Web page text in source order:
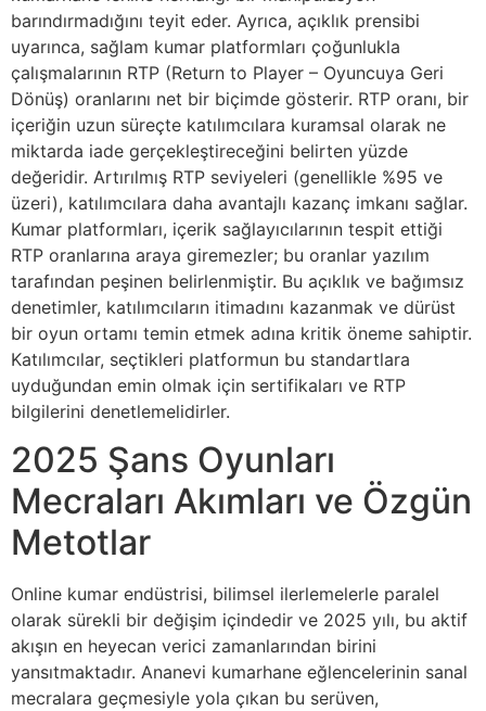
barındırmadığını teyit eder. Ayrıca, açıklık prensibi
uyarınca, sağlam kumar platformları çoğunlukla
çalışmalarının RTP (Return to Player – Oyuncuya Geri
Dönüş) oranlarını net bir biçimde gösterir. RTP oranı, bir
içeriğin uzun süreçte katılımcılara kuramsal olarak ne
miktarda iade gerçekleştireceğini belirten yüzde
değeridir. Artırılmış RTP seviyeleri (genellikle %95 ve
üzeri), katılımcılara daha avantajlı kazanç imkanı sağlar.
Kumar platformları, içerik sağlayıcılarının tespit ettiği
RTP oranlarına araya giremezler; bu oranlar yazılım
tarafından peşinen belirlenmiştir. Bu açıklık ve bağımsız
denetimler, katılımcıların itimadını kazanmak ve dürüst
bir oyun ortamı temin etmek adına kritik öneme sahiptir.
Katılımcılar, seçtikleri platformun bu standartlara
uyduğundan emin olmak için sertifikaları ve RTP
bilgilerini denetlemelidirler.
2025 Şans Oyunları
Mecraları Akımları ve Özgün
Metotlar
Online kumar endüstrisi, bilimsel ilerlemelerle paralel
olarak sürekli bir değişim içindedir ve 2025 yılı, bu aktif
akışın en heyecan verici zamanlarından birini
yansıtmaktadır. Ananevi kumarhane eğlencelerinin sanal
mecralara geçmesiyle yola çıkan bu serüven,